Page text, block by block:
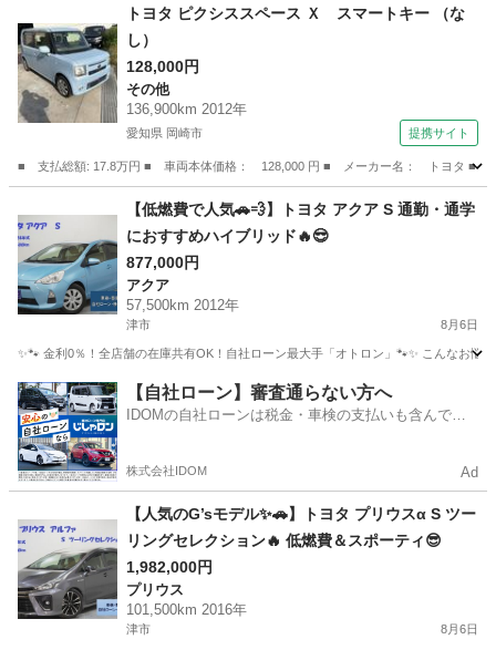
高茶屋駅 走行距離
トヨタ ピクシススペース Ｘ スマートキー （な
し）
128,000円
その他
136,900km 2012年
愛知県 岡崎市 提携サイト
■ 支払総額: 17.8万円 ■ 車両本体価格： 128,000 円 ■ メーカー名： トヨタ
その他
【低燃費で人気🚗💨】トヨタ アクア S 通勤・通学
におすすめハイブリッド🔥😎
877,000円
アクア
57,500km 2012年
津市 8月6日
✨🐾 金利0％！全店舗の在庫共有OK！自社ローン最大手「オトロン」🐾✨ こんなお
三重 津市 アクア
【自社ローン】審査通らない方へ
IDOMの自社ローンは税金・車検の支払いも含んでい
株式会社IDOM Ad
【人気のG’sモデル✨🚗】トヨタ プリウスα S ツー
リングセレクション🔥 低燃費＆スポーティ😎
1,982,000円
プリウス
101,500km 2016年
津市 8月6日